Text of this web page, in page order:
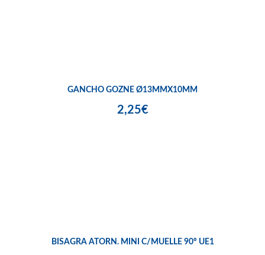
GANCHO GOZNE Ø13MMX10MM
2,25€
BISAGRA ATORN. MINI C/MUELLE 90º UE1